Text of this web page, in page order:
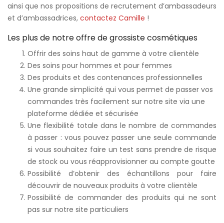
ainsi que nos propositions de recrutement d’ambassadeurs
et d’ambassadrices, contactez Camille !
Les plus de notre offre de grossiste cosmétiques
Offrir des soins haut de gamme à votre clientèle
Des soins pour hommes et pour femmes
Des produits et des contenances professionnelles
Une grande simplicité qui vous permet de passer vos
commandes très facilement sur notre site via une
plateforme dédiée et sécurisée
Une flexibilité totale dans le nombre de commandes
à passer : vous pouvez passer une seule commande
si vous souhaitez faire un test sans prendre de risque
de stock ou vous réapprovisionner au compte goutte
Possibilité d’obtenir des échantillons pour faire
découvrir de nouveaux produits à votre clientèle
Possibilité de commander des produits qui ne sont
pas sur notre site particuliers